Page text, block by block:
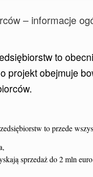
– informacje
to
projekt obejmuje
to przede
sprzedaż do 2 mln